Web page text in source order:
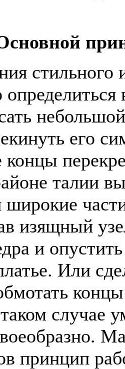
стильного
его
талии
широкие
изящный
и
Или
случае
принцип